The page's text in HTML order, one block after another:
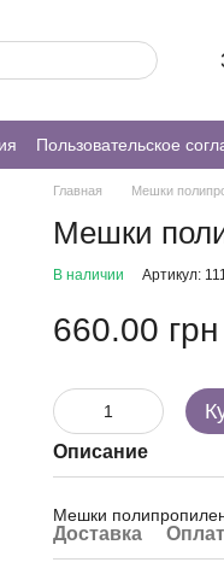
Пользовательское
Главная Мешки
Мешки
В наличии Артикул:
660.00 грн
Описание
Мешки
Доставка